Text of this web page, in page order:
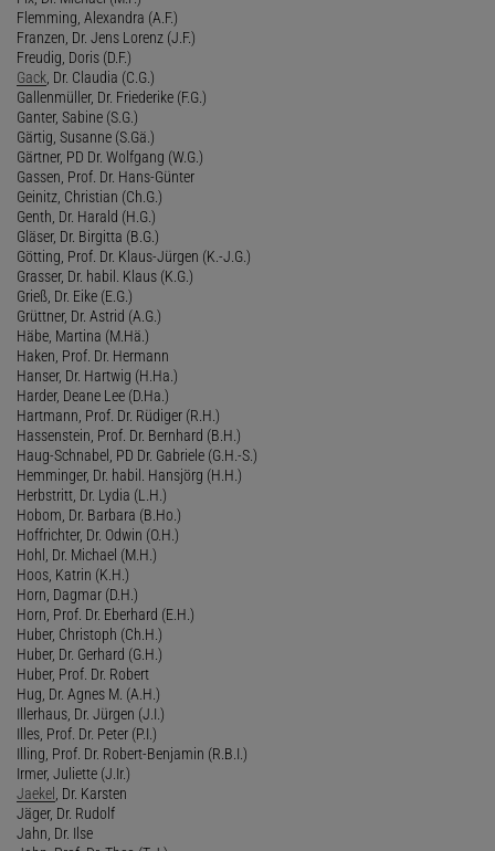
Flemming, Alexandra (A.F.)
Franzen, Dr. Jens Lorenz (J.F.)
Freudig, Doris (D.F.)
Gack , Dr. Claudia (C.G.)
Gallenmüller, Dr. Friederike (F.G.)
Ganter, Sabine (S.G.)
Gärtig, Susanne (S.Gä.)
Gärtner, PD Dr. Wolfgang (W.G.)
Gassen, Prof. Dr. Hans-Günter
Geinitz, Christian (Ch.G.)
Genth, Dr. Harald (H.G.)
Gläser, Dr. Birgitta (B.G.)
Götting, Prof. Dr. Klaus-Jürgen (K.-J.G.)
Grasser, Dr. habil. Klaus (K.G.)
Grieß, Dr. Eike (E.G.)
Grüttner, Dr. Astrid (A.G.)
Häbe, Martina (M.Hä.)
Haken, Prof. Dr. Hermann
Hanser, Dr. Hartwig (H.Ha.)
Harder, Deane Lee (D.Ha.)
Hartmann, Prof. Dr. Rüdiger (R.H.)
Hassenstein, Prof. Dr. Bernhard (B.H.)
Haug-Schnabel, PD Dr. Gabriele (G.H.-S.)
Hemminger, Dr. habil. Hansjörg (H.H.)
Herbstritt, Dr. Lydia (L.H.)
Hobom, Dr. Barbara (B.Ho.)
Hoffrichter, Dr. Odwin (O.H.)
Hohl, Dr. Michael (M.H.)
Hoos, Katrin (K.H.)
Horn, Dagmar (D.H.)
Horn, Prof. Dr. Eberhard (E.H.)
Huber, Christoph (Ch.H.)
Huber, Dr. Gerhard (G.H.)
Huber, Prof. Dr. Robert
Hug, Dr. Agnes M. (A.H.)
Illerhaus, Dr. Jürgen (J.I.)
Illes, Prof. Dr. Peter (P.I.)
Illing, Prof. Dr. Robert-Benjamin (R.B.I.)
Irmer, Juliette (J.Ir.)
Jaekel , Dr. Karsten
Jäger, Dr. Rudolf
Jahn, Dr. Ilse